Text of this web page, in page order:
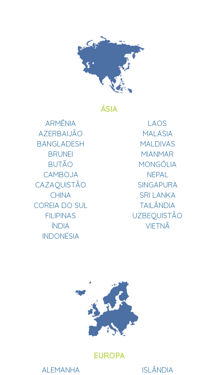
ÁSIA
ARMÊNIA
AZERBAIJÃO
BANGLADESH
BRUNEI
BUTÃO
CAMBOJA
CAZAQUISTÃO
CHINA
COREIA DO SUL
FILIPINAS
ÍNDIA
INDONÉSIA
LAOS
MALÁSIA
MALDIVAS
MIANMAR
MONGÓLIA
NEPAL
SINGAPURA
SRI LANKA
TAILÂNDIA
UZBEQUISTÃO
VIETNÃ
EUROPA
ALEMANHA ISLÂNDIA